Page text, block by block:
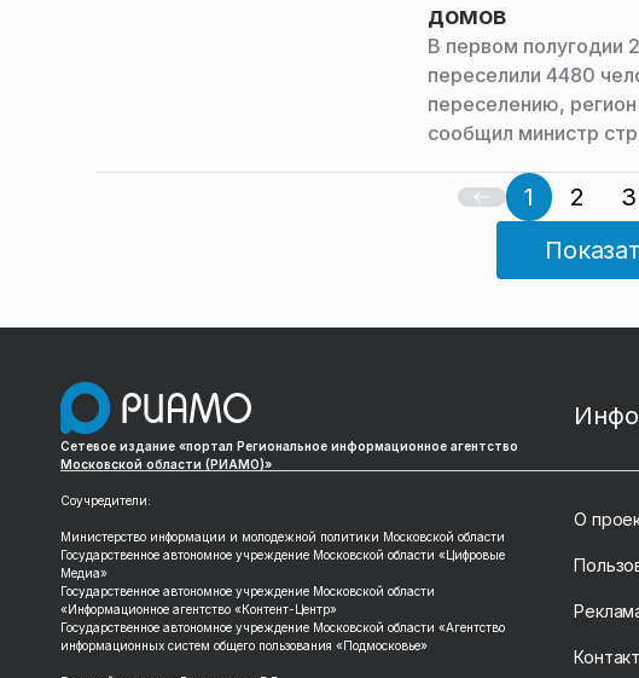
домов
В первом полугодии
переселили 4480
переселению,
сообщил министр
комплекса
1 2 3
Сетевое издание «портал Региональное информационное агентство
Московской области (РИАМО)»
Соучредители:
Министерство информации и молодежной политики Московской области
Государственное автономное учреждение Московской области «Цифровые
Медиа»
Государственное автономное учреждение Московской области
«Информационное агентство «Контент-Центр»
Государственное автономное учреждение Московской области «Агентство
информационных систем общего пользования «Подмосковье»
О